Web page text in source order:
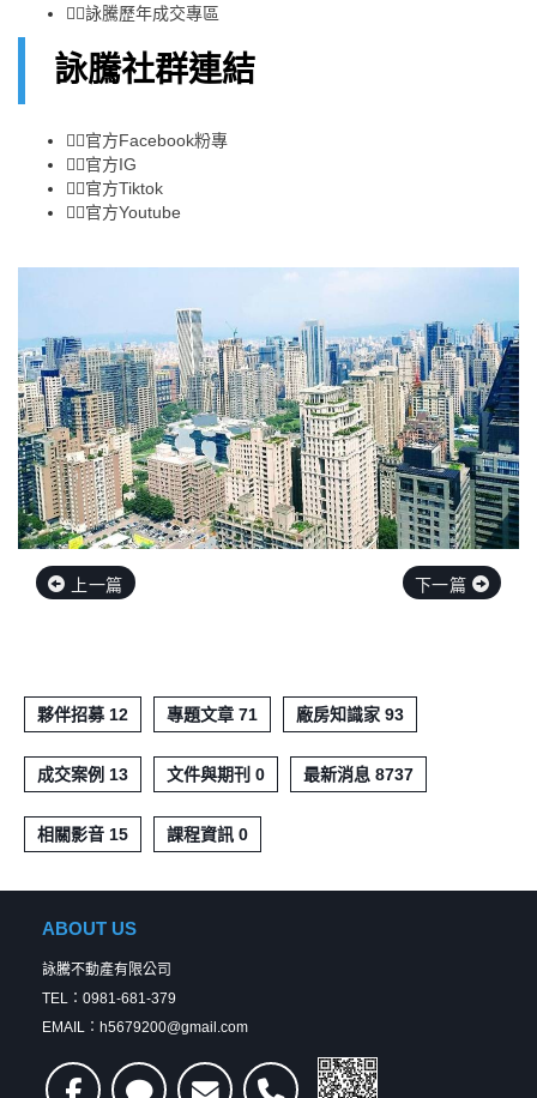
👉🏻詠騰歷年成交專區
詠騰社群連結
👉🏻官方Facebook粉專
👉🏻官方IG
👉🏻官方Tiktok
👉🏻官方Youtube
上一篇 下一篇
夥伴招募 12 專題文章 71 廠房知識家 93
成交案例 13 文件與期刊 0 最新消息 8737
相關影音 15 課程資訊 0
ABOUT US
詠騰不動產有限公司
TEL：0981-681-379
EMAIL：h5679200@gmail.com